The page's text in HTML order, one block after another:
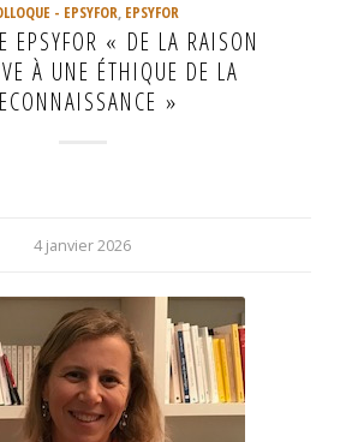
- EPSYFOR, EPSYFOR
EPSYFOR « DE LA RAISON
À UNE ÉTHIQUE DE LA
»
4 janvier 2026